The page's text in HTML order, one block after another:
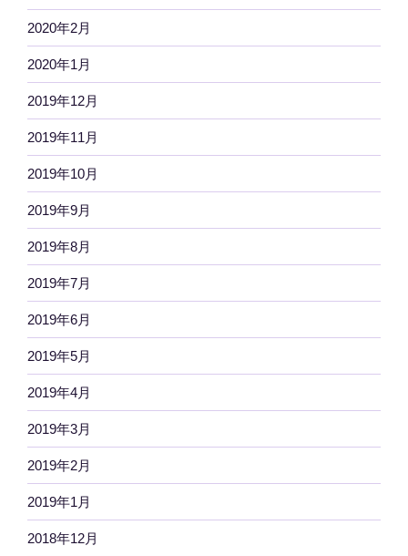
2020年2月
2020年1月
2019年12月
2019年11月
2019年10月
2019年9月
2019年8月
2019年7月
2019年6月
2019年5月
2019年4月
2019年3月
2019年2月
2019年1月
2018年12月